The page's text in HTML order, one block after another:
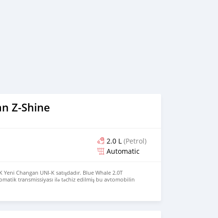
Z-Shine
2.0 L (Petrol)
Automatic
Yeni Changan UNI-K satışdadır. Blue Whale 2.0T
transmissiyası ilə təchiz edilmiş bu avtomobilin
Yüksək konfiqurasiyalı versiyada həmçinin
mövcuddur ki, bu da yağışlı, qarlı və ya sürüşkən
təmin edir. Kabinəyə əyləşdiyiniz zaman